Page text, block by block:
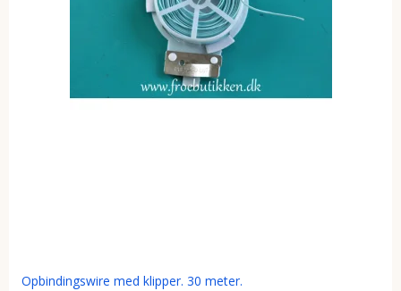
Opbindingswire med klipper. 30 meter.